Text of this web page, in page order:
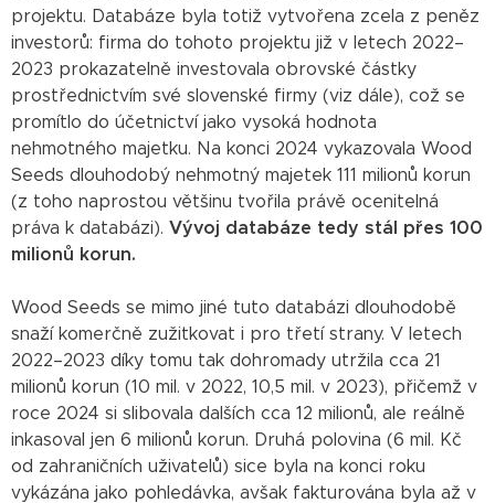
projektu. Databáze byla totiž vytvořena zcela z peněz
investorů: firma do tohoto projektu již v letech 2022–
2023 prokazatelně investovala obrovské částky
prostřednictvím své slovenské firmy (viz dále), což se
promítlo do účetnictví jako vysoká hodnota
nehmotného majetku. Na konci 2024 vykazovala Wood
Seeds dlouhodobý nehmotný majetek 111 milionů korun
(z toho naprostou většinu tvořila právě ocenitelná
práva k databázi). Vývoj databáze tedy stál přes 100
milionů korun.
Wood Seeds se mimo jiné tuto databázi dlouhodobě
snaží komerčně zužitkovat i pro třetí strany. V letech
2022–2023 díky tomu tak dohromady utržila cca 21
milionů korun (10 mil. v 2022, 10,5 mil. v 2023), přičemž v
roce 2024 si slibovala dalších cca 12 milionů, ale reálně
inkasoval jen 6 milionů korun. Druhá polovina (6 mil. Kč
od zahraničních uživatelů) sice byla na konci roku
vykázána jako pohledávka, avšak fakturována byla až v